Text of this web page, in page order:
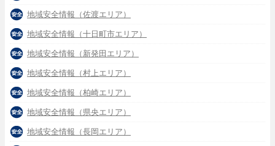
地域安全情報（佐渡エリア）
地域安全情報（十日町市エリア）
地域安全情報（新発田エリア）
地域安全情報（村上エリア）
地域安全情報（柏崎エリア）
地域安全情報（県央エリア）
地域安全情報（長岡エリア）